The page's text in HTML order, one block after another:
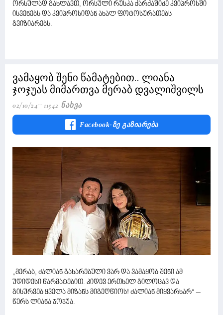
ორსულად გახლავთ, ორსული რუსკა ქარქაშიძე კვიპროსში
ისვენებს და კვიპროსიდან ახალ ფოტოსურათებს
გვიზიარებს.
ვამაყობ შენი წამატებით.. ლიანა
ჯოჯუას მიმართვა მერაბ დვალიშვილს
02/10/24 11542 Ნახვა
Facebook-Ზე Გაზიარება
„მერაბ, ძალიან გახარებული ვარ და ვამაყობ შენი ამ
უდიდესი წარმატებით. კიდევ ერთხელ გილოცავ და
გისურვებ ყველა მიზანს მიგეღწიოს! ძალიან მიყვარხარ“ –
წერს ლიანა ჯოჯუა.